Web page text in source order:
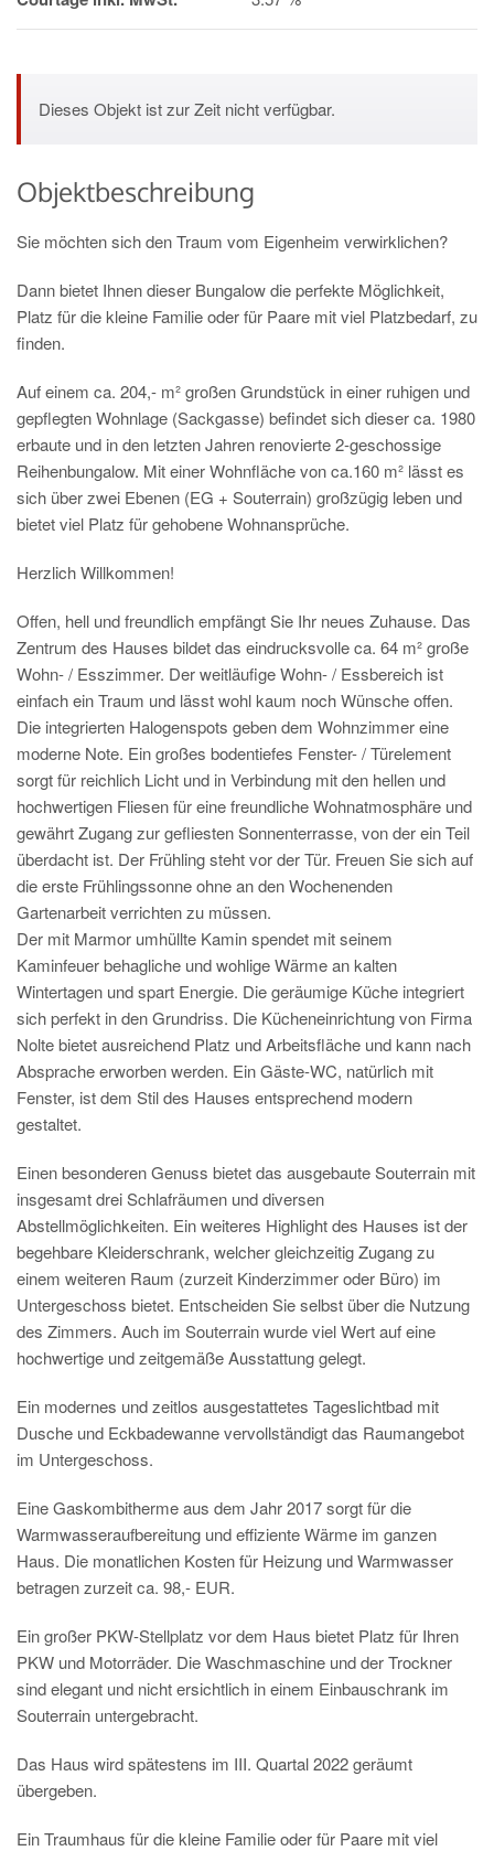
Dieses Objekt ist zur Zeit nicht verfügbar.
Objektbeschreibung
Sie möchten sich den Traum vom Eigenheim verwirklichen?
Dann bietet Ihnen dieser Bungalow die perfekte Möglichkeit,
Platz für die kleine Familie oder für Paare mit viel Platzbedarf, zu
finden.
Auf einem ca. 204,- m² großen Grundstück in einer ruhigen und
gepflegten Wohnlage (Sackgasse) befindet sich dieser ca. 1980
erbaute und in den letzten Jahren renovierte 2-geschossige
Reihenbungalow. Mit einer Wohnfläche von ca.160 m² lässt es
sich über zwei Ebenen (EG + Souterrain) großzügig leben und
bietet viel Platz für gehobene Wohnansprüche.
Herzlich Willkommen!
Offen, hell und freundlich empfängt Sie Ihr neues Zuhause. Das
Zentrum des Hauses bildet das eindrucksvolle ca. 64 m² große
Wohn- / Esszimmer. Der weitläufige Wohn- / Essbereich ist
einfach ein Traum und lässt wohl kaum noch Wünsche offen.
Die integrierten Halogenspots geben dem Wohnzimmer eine
moderne Note. Ein großes bodentiefes Fenster- / Türelement
sorgt für reichlich Licht und in Verbindung mit den hellen und
hochwertigen Fliesen für eine freundliche Wohnatmosphäre und
gewährt Zugang zur gefliesten Sonnenterrasse, von der ein Teil
überdacht ist. Der Frühling steht vor der Tür. Freuen Sie sich auf
die erste Frühlingssonne ohne an den Wochenenden
Gartenarbeit verrichten zu müssen.
Der mit Marmor umhüllte Kamin spendet mit seinem
Kaminfeuer behagliche und wohlige Wärme an kalten
Wintertagen und spart Energie. Die geräumige Küche integriert
sich perfekt in den Grundriss. Die Kücheneinrichtung von Firma
Nolte bietet ausreichend Platz und Arbeitsfläche und kann nach
Absprache erworben werden. Ein Gäste-WC, natürlich mit
Fenster, ist dem Stil des Hauses entsprechend modern
gestaltet.
Einen besonderen Genuss bietet das ausgebaute Souterrain mit
insgesamt drei Schlafräumen und diversen
Abstellmöglichkeiten. Ein weiteres Highlight des Hauses ist der
begehbare Kleiderschrank, welcher gleichzeitig Zugang zu
einem weiteren Raum (zurzeit Kinderzimmer oder Büro) im
Untergeschoss bietet. Entscheiden Sie selbst über die Nutzung
des Zimmers. Auch im Souterrain wurde viel Wert auf eine
hochwertige und zeitgemäße Ausstattung gelegt.
Ein modernes und zeitlos ausgestattetes Tageslichtbad mit
Dusche und Eckbadewanne vervollständigt das Raumangebot
im Untergeschoss.
Eine Gaskombitherme aus dem Jahr 2017 sorgt für die
Warmwasseraufbereitung und effiziente Wärme im ganzen
Haus. Die monatlichen Kosten für Heizung und Warmwasser
betragen zurzeit ca. 98,- EUR.
Ein großer PKW-Stellplatz vor dem Haus bietet Platz für Ihren
PKW und Motorräder. Die Waschmaschine und der Trockner
sind elegant und nicht ersichtlich in einem Einbauschrank im
Souterrain untergebracht.
Das Haus wird spätestens im III. Quartal 2022 geräumt
übergeben.
Ein Traumhaus für die kleine Familie oder für Paare mit viel